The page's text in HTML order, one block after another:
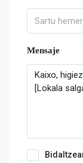
Mensaje